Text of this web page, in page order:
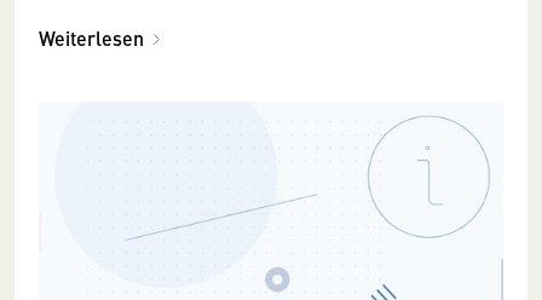
Weiterlesen